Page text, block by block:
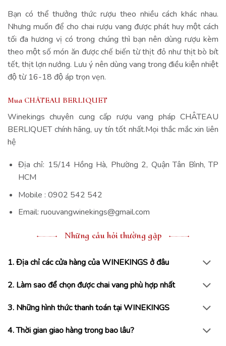
Bạn có thể thưởng thức rượu theo nhiều cách khác nhau.
Nhưng muốn để cho chai rượu vang được phát huy một cách
tối đa hương vị có trong chúng thì bạn nên dùng rượu kèm
theo một số món ăn được chế biến từ thịt đỏ như thịt bò bít
tết, thịt lợn nướng. Lưu ý nên dùng vang trong điều kiện nhiệt
độ từ 16-18 độ áp trọn vẹn.
Mua CHÂTEAU BERLIQUET
Winekings chuyên cung cấp rượu vang pháp CHÂTEAU
BERLIQUET chính hãng, uy tín tốt nhất.Mọi thắc mắc xin liên
hệ
Địa chỉ: 15/14 Hồng Hà, Phường 2, Quận Tân Bình, TP
HCM
Mobile : 0902 542 542
Email: ruouvangwinekings@gmail.com
Những câu hỏi thường gặp
1. Địa chỉ các cửa hàng của WINEKINGS ở đâu
2. Làm sao để chọn được chai vang phù hợp nhất
3. Những hình thức thanh toán tại WINEKINGS
4. Thời gian giao hàng trong bao lâu?